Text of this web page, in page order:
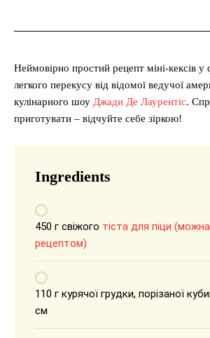
Неймовірно простий рецепт міні-кексів
легкого перекусу від відомої ведучої
кулінарного шоу Джади Де Лаурентіс.
приготувати – відчуйте себе зіркою!
Ingredients
450 г свіжого тіста для піци
рецептом)
110 г курячої грудки, порізаної
см